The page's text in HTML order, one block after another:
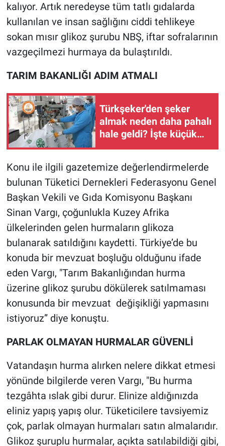
kalıyor. Artık neredeyse tüm tatlı gıdalarda
kullanılan ve insan sağlığını ciddi tehlikeye
sokan mısır glikoz şurubu NBŞ, iftar sofralarının
vazgeçilmezi hurmaya da bulaştırıldı.
TARIM BAKANLIĞI ADIM ATMALI
Türkşeker'den şeker
almak neden daha pahalı
hale geldi? İşte küçük
toptancıyı oyunun dışına
Konu ile ilgili gazetemize değerlendirmelerde
bulunan Tüketici Dernekleri Federasyonu Genel
Başkan Vekili ve Gıda Komisyonu Başkanı
Sinan Vargı, çoğunlukla Kuzey Afrika
ülkelerinden gelen hurmaların glikoza
bulanarak satıldığını kaydetti. Türkiye’de bu
konuda bir mevzuat boşluğu olduğunu ifade
eden Vargı, "Tarım Bakanlığından hurma
üzerine glikoz şurubu dökülerek satılmaması
konusunda bir mevzuat değişikliği yapmasını
istiyoruz” diye konuştu.
PARLAK OLMAYAN HURMALAR GÜVENLİ
Vatandaşın hurma alırken nelere dikkat etmesi
yönünde bilgilerde veren Vargı, "Bu hurma
tezgâhta ıslak gibi durur. Elinize aldığınızda
eliniz yapış yapış olur. Tüketicilere tavsiyemiz
çok, parlak olmayan hurmaları satın almalarıdır.
Glikoz şuruplu hurmalar, açıkta satılabildiği gibi,